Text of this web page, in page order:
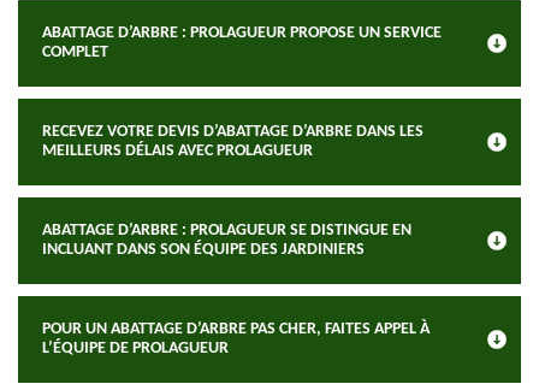
ABATTAGE D’ARBRE : PROLAGUEUR PROPOSE UN SERVICE
COMPLET
RECEVEZ VOTRE DEVIS D’ABATTAGE D’ARBRE DANS LES
MEILLEURS DÉLAIS AVEC PROLAGUEUR
ABATTAGE D’ARBRE : PROLAGUEUR SE DISTINGUE EN
INCLUANT DANS SON ÉQUIPE DES JARDINIERS
POUR UN ABATTAGE D’ARBRE PAS CHER, FAITES APPEL À
L’ÉQUIPE DE PROLAGUEUR